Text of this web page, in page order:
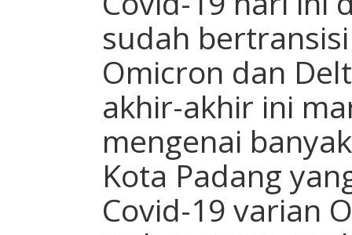
sudah
Omicron dan
akhir-akhir ini
mengenai
Kota Padang
Covid-19 varian